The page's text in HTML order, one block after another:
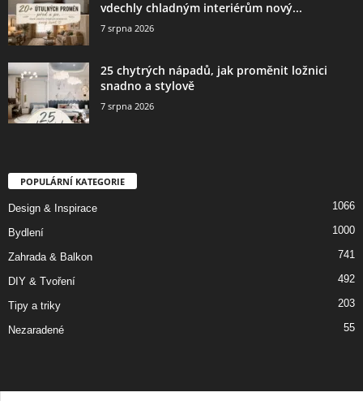
vdechly chladným interiérům nový...
7 srpna 2026
25 chytrých nápadů, jak proměnit ložnici
snadno a stylově
7 srpna 2026
POPULÁRNÍ KATEGORIE
Design & Inspirace 1066
Bydlení 1000
Zahrada & Balkon 741
DIY & Tvoření 492
Tipy a triky 203
Nezaradené 55